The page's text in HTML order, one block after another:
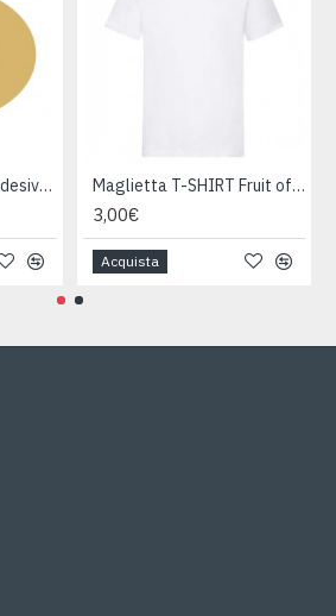
Foglio 50 etichette adesive ovali ORO mm 36x27 Maglietta T-SHIRT Fruit of The Loom HEAVY varie taglie
3,00€
Acquista